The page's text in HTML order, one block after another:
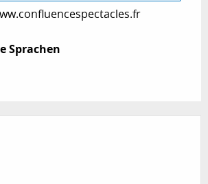
Sprachen
Sprachen